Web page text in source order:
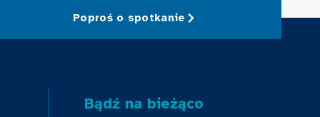
Poproś o spotkanie
Bądź na bieżąco